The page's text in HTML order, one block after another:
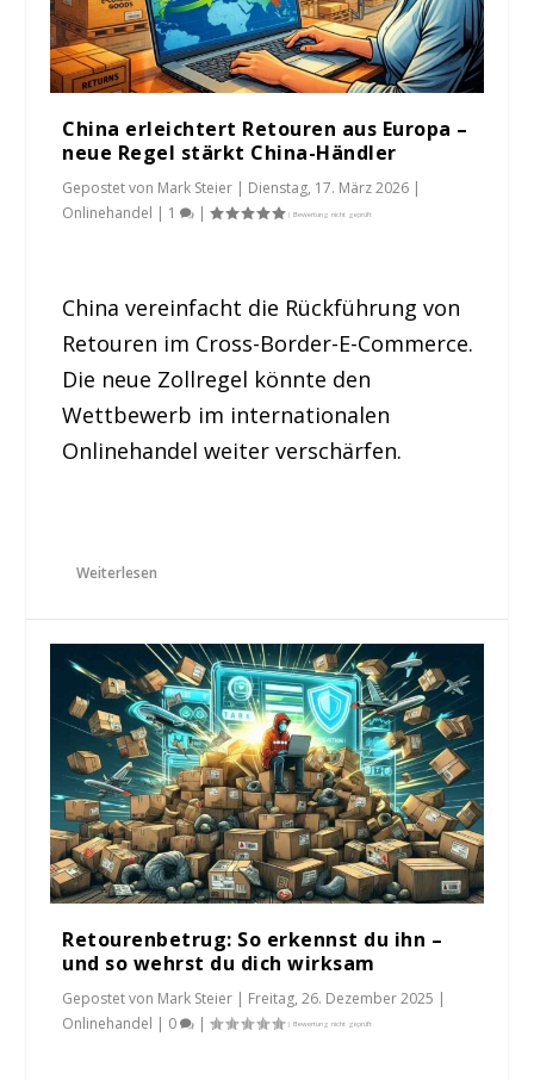
China erleichtert Retouren aus Europa –
neue Regel stärkt China-Händler
Gepostet von Mark Steier | Dienstag, 17. März 2026 |
Onlinehandel | 1 |
China vereinfacht die Rückführung von
Retouren im Cross-Border-E-Commerce.
Die neue Zollregel könnte den
Wettbewerb im internationalen
Onlinehandel weiter verschärfen.
Weiterlesen
Retourenbetrug: So erkennst du ihn –
und so wehrst du dich wirksam
Gepostet von Mark Steier | Freitag, 26. Dezember 2025 |
Onlinehandel | 0 |